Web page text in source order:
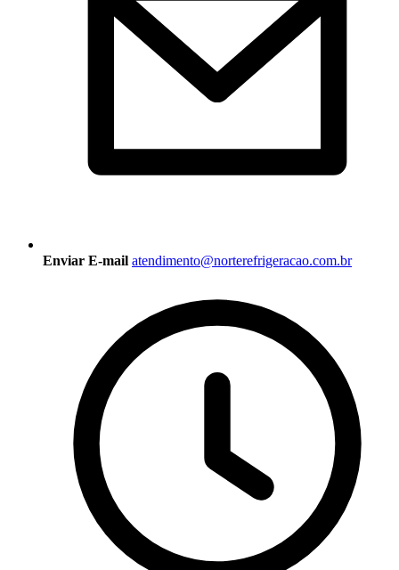
Enviar E-mail atendimento@norterefrigeracao.com.br